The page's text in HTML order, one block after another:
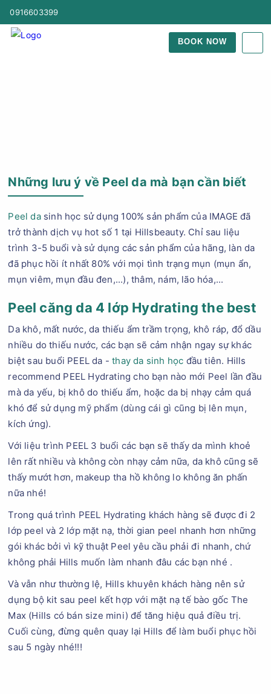
0916603399
BOOK NOW
Những lưu ý về Peel da mà bạn cần biết
Peel dasinh học sử dụng 100% sản phẩm của IMAGE đã
trở thành dịch vụ hot số 1 tại Hillsbeauty. Chỉ sau liệu
trình 3-5 buổi và sử dụng các sản phẩm của hãng, làn da
đã phục hồi ít nhất 80% với mọi tình trạng mụn (mụn ẩn,
mụn viêm, mụn đầu đen,...), thâm, nám, lão hóa,...
Peel căng da 4 lớp Hydrating the best
Da khô, mất nước, da thiếu ẩm trầm trọng, khô ráp, đổ dầu
nhiều do thiếu nước, các bạn sẽ cảm nhận ngay sự khác
biệt sau buổi PEEL da -thay da sinh học đầu tiên. Hills
recommend PEEL Hydrating cho bạn nào mới Peel lần đầu
mà da yếu, bị khô do thiếu ẩm, hoặc da bị nhạy cảm quá
khó để sử dụng mỹ phẩm (dùng cái gì cũng bị lên mụn,
kích ứng).
Với liệu trình PEEL 3 buổi các bạn sẽ thấy da mình khoẻ
lên rất nhiều và không còn nhạy cảm nữa, da khô cũng sẽ
thấy mướt hơn, makeup tha hồ không lo không ăn phấn
nữa nhé!
Trong quá trình PEEL Hydrating khách hàng sẽ được đi 2
lớp peel và 2 lớp mặt nạ, thời gian peel nhanh hơn những
gói khác bởi vì kỹ thuật Peel yêu cầu phải đi nhanh, chứ
không phải Hills muốn làm nhanh đâu các bạn nhé .
Và vẫn như thường lệ, Hills khuyên khách hàng nên sử
dụng bộ kit sau peel kết hợp với mặt nạ tế bào gốc The
Max (Hills có bán size mini) để tăng hiệu quả điều trị.
Cuối cùng, đừng quên quay lại Hills để làm buổi phục hồi
sau 5 ngày nhé!!!